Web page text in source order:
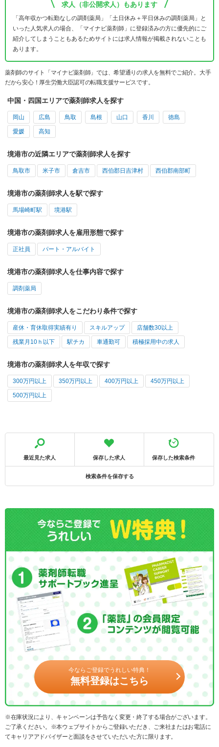
求人（非公開求人）もあります
「高年収かつ転勤なしの調剤薬局」「土日休み＋平日休みの調剤薬局」と
いった人気求人の場合、「マイナビ薬剤師」に登録済みの方に優先的にご
紹介してしまうこともあるためサイトには求人情報が掲載されないことも
あります。
薬剤師のサイト「マイナビ薬剤師」では、希望通りの求人を無料でご紹介。大手
だから安心！厚生労働大臣認可の転職支援サービスです。
中国・四国エリアで薬剤師求人を探す
岡山 広島 鳥取 島根 山口 香川 徳島
愛媛 高知
境港市の近隣エリアで薬剤師求人を探す
鳥取市 米子市 倉吉市 西伯郡日吉津村 西伯郡南部町
境港市の薬剤師求人を駅で探す
馬場崎町駅 境港駅
境港市の薬剤師求人を雇用形態で探す
正社員 パート・アルバイト
境港市の薬剤師求人を仕事内容で探す
調剤薬局
境港市の薬剤師求人をこだわり条件で探す
産休・育休取得実績有り スキルアップ 店舗数30以上
残業月10ｈ以下 駅チカ 車通勤可 積極採用中の求人
境港市の薬剤師求人を年収で探す
300万円以上 350万円以上 400万円以上 450万円以上
500万円以上
最近見た求人 保存した求人 保存した検索条件
検索条件を保存する
今ならご登録でうれしい特典！
無料登録はこちら
※在庫状況により、キャンペーンは予告なく変更・終了する場合がございます。
ご了承ください。※本ウェブサイトからご登録いただき、ご来社またはお電話に
てキャリアアドバイザーと面談をさせていただいた方に限ります。